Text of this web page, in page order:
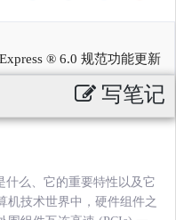
® 6.0 规范功能更新
写笔记
什么、它的重要特性以及它
机技术世界中，硬件组件之